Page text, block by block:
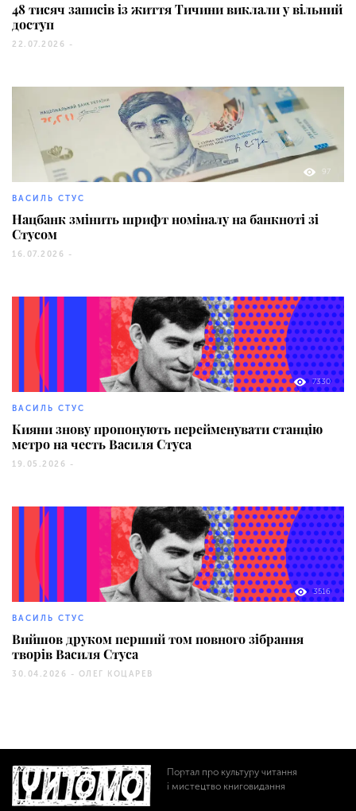
48 тисяч записів із життя Тичини виклали у вільний
доступ
22.07.2026 -
97
ВАСИЛЬ СТУС
Нацбанк змінить шрифт номіналу на банкноті зі
Стусом
16.07.2026 -
7330
ВАСИЛЬ СТУС
Кияни знову пропонують перейменувати станцію
метро на честь Василя Стуса
19.05.2026 -
3516
ВАСИЛЬ СТУС
Вийшов друком перший том повного зібрання
творів Василя Стуса
30.04.2026 - ОЛЕГ КОЦАРЕВ
Портал про культуру читання
і мистецтво книговидання